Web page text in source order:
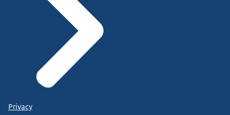
Privacy